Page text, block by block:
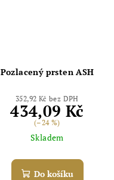
Pozlacený prsten ASH
352,92 Kč bez DPH
434,09 Kč
(–24 %)
Skladem
Do košíku